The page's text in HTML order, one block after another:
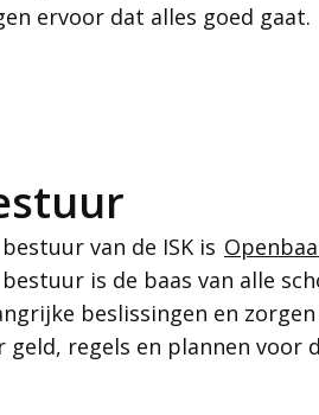
ervoor dat alles goed gaat.
van de ISK is
is de baas van alle
beslissingen en
geld, regels en plannen voor